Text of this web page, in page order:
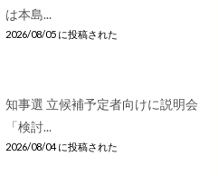
は本島...
2026/08/05 に投稿された
知事選 立候補予定者向けに説明会
「検討...
2026/08/04 に投稿された